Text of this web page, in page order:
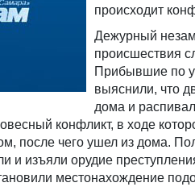
происходит
Дежурный
происшествия
Прибывшие по
выяснили, что
дома и
конфликт, в ходе
после чего ушел из дома.
и изъяли орудие
местонахождение